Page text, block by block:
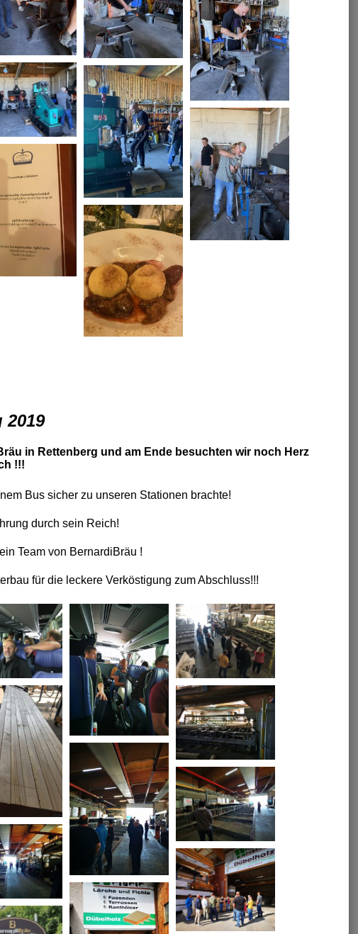
2019
in Rettenberg und am Ende besuchten wir noch Herz
!!!
Bus sicher zu unseren Stationen brachte!
durch sein Reich!
Team von BernardiBräu !
für die leckere Verköstigung zum Abschluss!!!